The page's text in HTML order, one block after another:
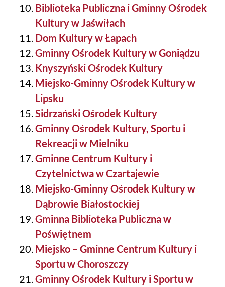
Biblioteka Publiczna i Gminny Ośrodek
Kultury w Jaświłach
Dom Kultury w Łapach
Gminny Ośrodek Kultury w Goniądzu
Knyszyński Ośrodek Kultury
Miejsko-Gminny Ośrodek Kultury w
Lipsku
Sidrzański Ośrodek Kultury
Gminny Ośrodek Kultury, Sportu i
Rekreacji w Mielniku
Gminne Centrum Kultury i
Czytelnictwa w Czartajewie
Miejsko-Gminny Ośrodek Kultury w
Dąbrowie Białostockiej
Gminna Biblioteka Publiczna w
Poświętnem
Miejsko – Gminne Centrum Kultury i
Sportu w Choroszczy
Gminny Ośrodek Kultury i Sportu w